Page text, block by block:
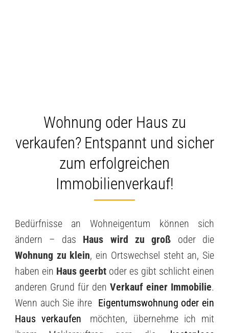
Wohnung oder Haus zu
verkaufen? Entspannt und sicher
zum erfolgreichen
Immobilienverkauf!
Bedürfnisse an Wohneigentum können sich
ändern – das Haus wird zu groß oder die
Wohnung zu klein, ein Ortswechsel steht an, Sie
haben ein Haus geerbt oder es gibt schlicht einen
anderen Grund für denVerkauf einer Immobilie.
Wenn auch Sie ihre Eigentumswohnung oder ein
Haus verkaufen
möchten, übernehme ich mit